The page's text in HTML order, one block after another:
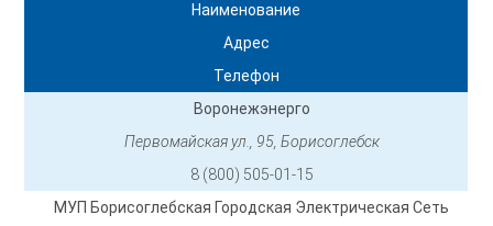
Наименование
Адрес
Телефон
Воронежэнерго
Первомайская ул., 95, Борисоглебск
8 (800) 505-01-15
МУП Борисоглебская Городская Электрическая Сеть